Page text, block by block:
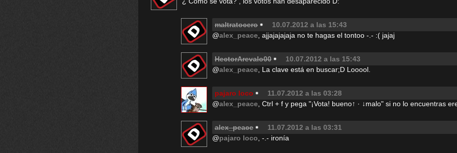
maltratocero 10.07.2012 a las 15:43
@alex_peace , ajjajajajaja no te hagas el tontoo -.- :( jajaj
HectorArevalo00 10.07.2012 a las 15:43
@alex_peace , La clave está en buscar;D Looool.
pajaro loco 11.07.2012 a las 03:28
@alex_peace , Ctrl + f y pega "¡Vota! bueno↑ · ↓malo" si no lo encuentras
alex_peace 11.07.2012 a las 03:31
@pajaro loco , -.- ironía